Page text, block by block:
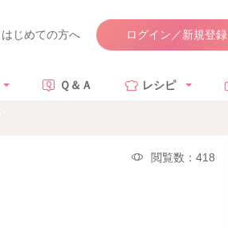
はじめての方へ ログイン／新規登録
Ｑ＆Ａ レシピ
閲覧数：418